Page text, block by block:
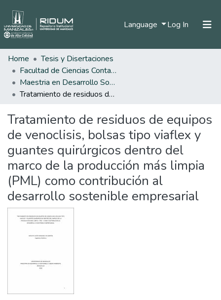
Language Log In (current)
Statistics
Home
Tesis y Disertaciones
Facultad de Ciencias Contables Económicas y Administrativas
Maestria en Desarrollo Sostenible y Medio Ambiente
Tratamiento de residuos de equipos de venoclisis, bolsas tipo viaflex y guantes quirúrgicos dentro del marco de la producción más limpia (PML) como contribución al desarrollo sostenible empresarial
Tratamiento de residuos de equipos
de venoclisis, bolsas tipo viaflex y
guantes quirúrgicos dentro del
marco de la producción más limpia
(PML) como contribución al
desarrollo sostenible empresarial